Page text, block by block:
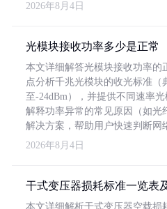
2026年8月4日
光模块接收功率多少是正常
本文详细解答光模块接收功率的
点分析千兆光模块的收光标准（
至-24dBm），并提供不同速率
解释功率异常的常见原因（如光
解决方案，帮助用户快速判断网
2026年8月4日
干式变压器损耗标准一览表
本文详细解析干式变压器空载损